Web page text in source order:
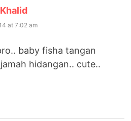
at 7:02 am
baby fisha tangan
hidangan.. cute..